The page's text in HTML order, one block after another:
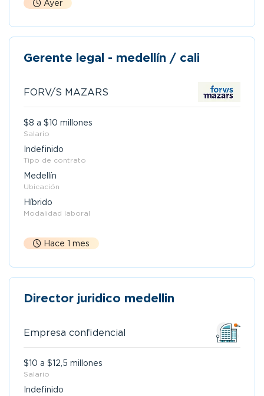
Ayer
Gerente legal - medellín / cali
FORV/S MAZARS
$8 a $10 millones
Salario
Indefinido
Tipo de contrato
Medellín
Ubicación
Híbrido
Modalidad laboral
Hace 1 mes
Director juridico medellin
Empresa confidencial
$10 a $12,5 millones
Salario
Indefinido